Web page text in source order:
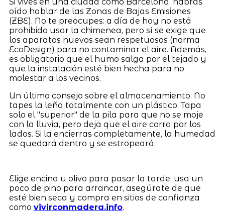
oído hablar de las Zonas de Bajas Emisiones
(ZBE). No te preocupes: a día de hoy no está
prohibido usar la chimenea, pero sí se exige que
los aparatos nuevos sean respetuosos (norma
EcoDesign) para no contaminar el aire. Además,
es obligatorio que el humo salga por el tejado y
que la instalación esté bien hecha para no
molestar a los vecinos.
Un último consejo sobre el almacenamiento: No
tapes la leña totalmente con un plástico. Tapa
solo el "superior" de la pila para que no se moje
con la lluvia, pero deja que el aire corra por los
lados. Si la encierras completamente, la humedad
se quedará dentro y se estropeará.
Elige encina u olivo para pasar la tarde, usa un
poco de pino para arrancar, asegúrate de que
esté bien seca y compra en sitios de confianza
como vivirconmadera.info.